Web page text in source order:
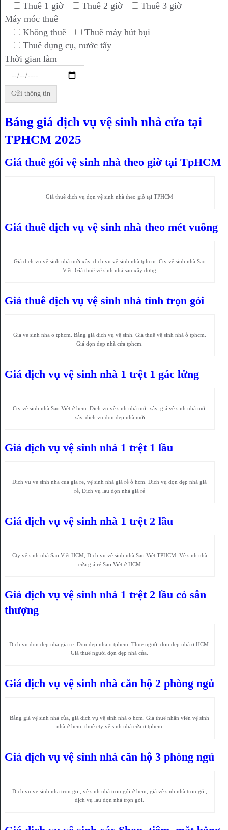
Thuê 1 giờ
Thuê 2 giờ
Thuê 3 giờ
Máy móc thuê
Không thuê
Thuê máy hút bụi
Thuê dụng cụ, nước tẩy
Thời gian làm
Bảng giá dịch vụ vệ sinh nhà cửa tại
TPHCM 2025
Giá thuê gói vệ sinh nhà theo giờ tại TpHCM
Giá thuê dịch vụ dọn vệ sinh nhà theo giờ tại TPHCM
Giá thuê dịch vụ vệ sinh nhà theo mét vuông
Giá dịch vụ vệ sinh nhà mới xây, dịch vụ vệ sinh nhà tphcm. Cty vệ sinh nhà Sao
Việt. Giá thuê vệ sinh nhà sau xây dựng
Giá thuê dịch vụ vệ sinh nhà tính trọn gói
Gia ve sinh nha ơ tphcm. Bảng giá dịch vụ vệ sinh. Giá thuê vệ sinh nhà ở tphcm.
Giá dọn dẹp nhà cửa tphcm.
Giá dịch vụ vệ sinh nhà 1 trệt 1 gác lửng
Cty vệ sinh nhà Sao Việt ở hcm. Dịch vụ vệ sinh nhà mới xây, giá vệ sinh nhà mới
xây, dịch vụ dọn dẹp nhà mới
Giá dịch vụ vệ sinh nhà 1 trệt 1 lầu
Dich vu ve sinh nha cua gia re, vệ sinh nhà giá rẻ ở hcm. Dich vụ dọn dẹp nhà giá
rẻ, Dịch vụ lau dọn nhà giá rẻ
Giá dịch vụ vệ sinh nhà 1 trệt 2 lầu
Cty vệ sinh nhà Sao Việt HCM, Dịch vụ vệ sinh nhà Sao Việt TPHCM. Vệ sinh nhà
cửa giá rẻ Sao Việt ở HCM
Giá dịch vụ vệ sinh nhà 1 trệt 2 lầu có sân
thượng
Dich vu don dep nha gia re. Dọn dẹp nha o tphcm. Thue người dọn dẹp nhà ở HCM.
Giá thuê người dọn dẹp nhà cửa.
Giá dịch vụ vệ sinh nhà căn hộ 2 phòng ngủ
Bảng giá vệ sinh nhà cửa, giá dịch vụ vệ sinh nhà ơ hcm. Giá thuê nhân viên vệ sinh
nhà ở hcm, thuê cty vệ sinh nhà cửa ở tphcm
Giá dịch vụ vệ sinh nhà căn hộ 3 phòng ngủ
Dich vu ve sinh nha tron goi, vệ sinh nhà trọn gói ở hcm, giá vệ sinh nhà trọn gói,
dịch vụ lau dọn nhà trọn gói.